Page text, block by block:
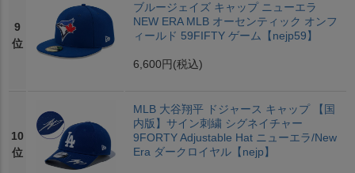
9
位
ブルージェイズ キャップ ニューエラ
NEW ERA MLB オーセンティック オンフ
ィールド 59FIFTY ゲーム【nejp59】
6,600円 (税込)
10
位
MLB 大谷翔平 ドジャース キャップ 【国
内版】サイン刺繍 シグネイチャー
9FORTY Adjustable Hat ニューエラ/New
Era ダークロイヤル【nejp】